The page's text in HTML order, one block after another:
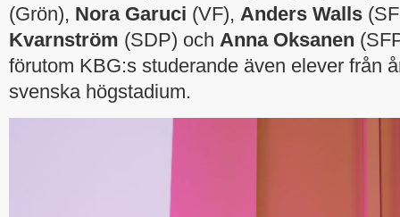
(Grön), Nora Garuci (VF), Anders Walls
Kvarnström (SDP) och Anna Oksanen
förutom KBG:s studerande även elever från
svenska högstadium.